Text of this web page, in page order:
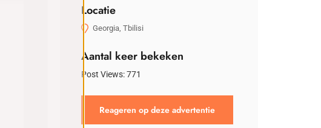
Locatie
Georgia, Tbilisi
Aantal keer bekeken
Post Views:771
Reageren op deze advertentie